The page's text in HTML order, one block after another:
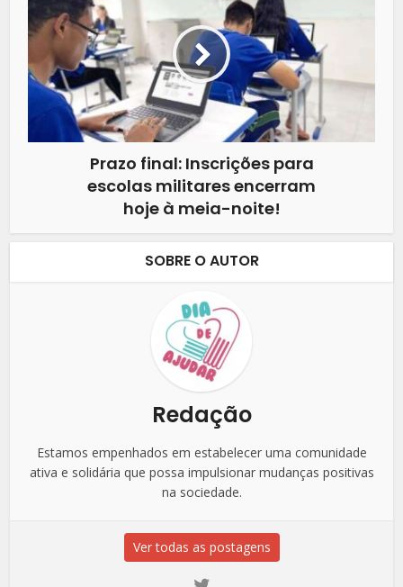
Prazo final: Inscrições para
escolas militares encerram
hoje à meia-noite!
SOBRE O AUTOR
Redação
Estamos empenhados em estabelecer uma comunidade
ativa e solidária que possa impulsionar mudanças positivas
na sociedade.
Ver todas as postagens